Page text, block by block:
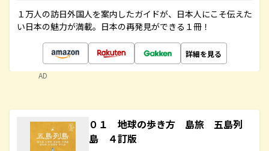
１万人の訪日外国人を案内したガイドが、日本人にこそ伝えた
い日本の魅力が満載。日本の再発見ができる１冊！
詳細を見る
AD
０１ 地球の歩き方 島旅 五島列
島 ４訂版